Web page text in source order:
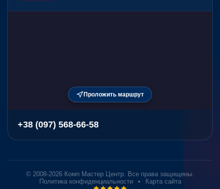
Проложить маршрут
+38 (097) 568-66-58
© 2008-2026 Комп Мастер Центр. Все права защищены.
Политика конфиденциальности
• Карта сайта